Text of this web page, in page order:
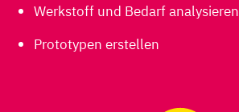
Werkstoff und Bedarf analysieren
Prototypen erstellen